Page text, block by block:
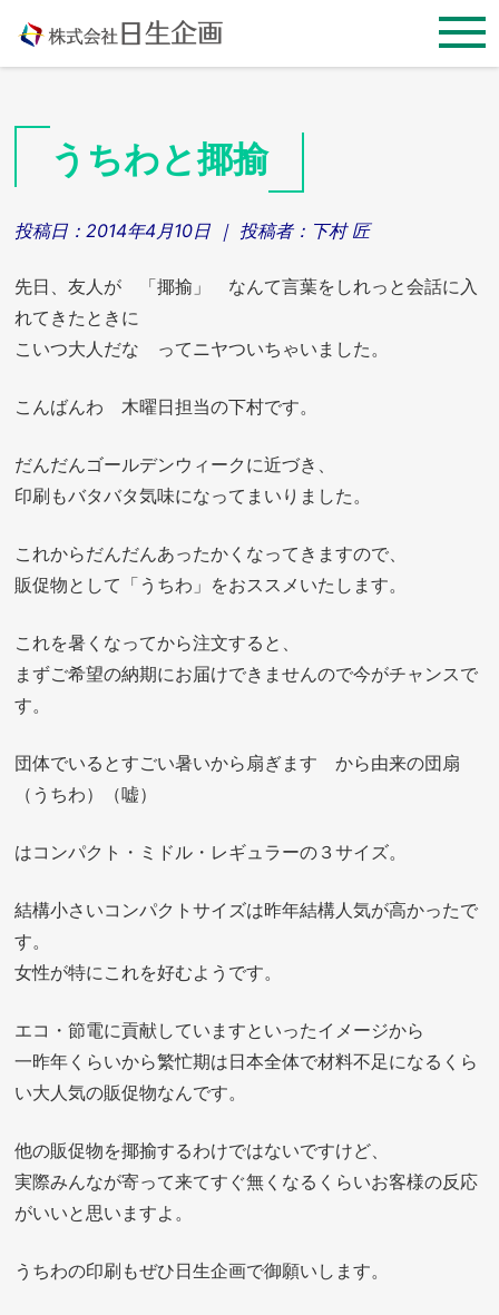
content
うちわと揶揄
投稿日： 2014年4月10日 ｜ 投稿者： 下村 匠
先日、友人が 「揶揄」 なんて言葉をしれっと会話に入
れてきたときに
こいつ大人だな ってニヤついちゃいました。
こんばんわ 木曜日担当の下村です。
だんだんゴールデンウィークに近づき、
印刷もバタバタ気味になってまいりました。
これからだんだんあったかくなってきますので、
販促物として「うちわ」をおススメいたします。
これを暑くなってから注文すると、
まずご希望の納期にお届けできませんので今がチャンスで
す。
団体でいるとすごい暑いから扇ぎます から由来の団扇
（うちわ）（嘘）
はコンパクト・ミドル・レギュラーの３サイズ。
結構小さいコンパクトサイズは昨年結構人気が高かったで
す。
女性が特にこれを好むようです。
エコ・節電に貢献していますといったイメージから
一昨年くらいから繁忙期は日本全体で材料不足になるくら
い大人気の販促物なんです。
他の販促物を揶揄するわけではないですけど、
実際みんなが寄って来てすぐ無くなるくらいお客様の反応
がいいと思いますよ。
うちわの印刷もぜひ日生企画で御願いします。